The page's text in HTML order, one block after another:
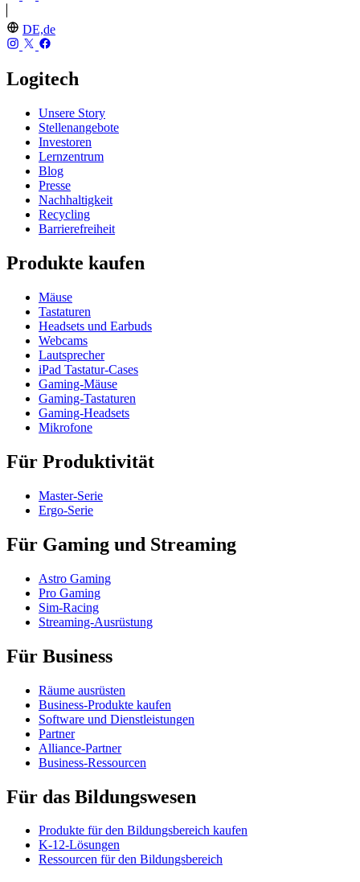
DE,de
Logitech
Unsere Story
Stellenangebote
Investoren
Lernzentrum
Blog
Presse
Nachhaltigkeit
Recycling
Barrierefreiheit
Produkte kaufen
Mäuse
Tastaturen
Headsets und Earbuds
Webcams
Lautsprecher
iPad Tastatur-Cases
Gaming-Mäuse
Gaming-Tastaturen
Gaming-Headsets
Mikrofone
Für Produktivität
Master-Serie
Ergo-Serie
Für Gaming und Streaming
Astro Gaming
Pro Gaming
Sim-Racing
Streaming-Ausrüstung
Für Business
Räume ausrüsten
Business-Produkte kaufen
Software und Dienstleistungen
Partner
Alliance-Partner
Business-Ressourcen
Für das Bildungswesen
Produkte für den Bildungsbereich kaufen
K-12-Lösungen
Ressourcen für den Bildungsbereich